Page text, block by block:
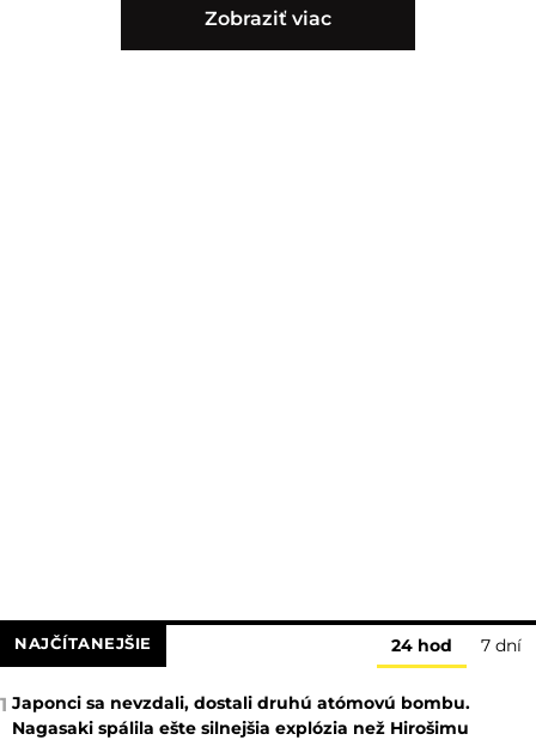
Zobraziť viac
NAJČÍTANEJŠIE 24 hod 7 dní
1 Japonci sa nevzdali, dostali druhú atómovú bombu.
Nagasaki spálila ešte silnejšia explózia než Hirošimu